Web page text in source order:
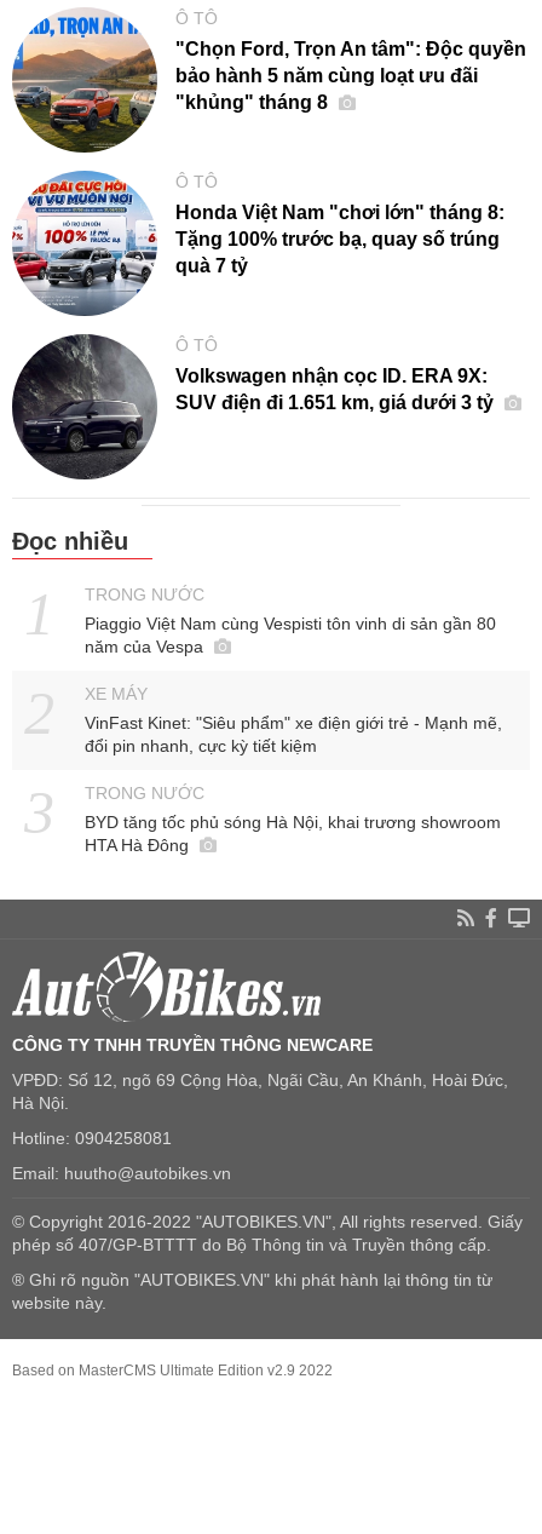
Ô TÔ
"Chọn Ford, Trọn An tâm": Độc quyền
bảo hành 5 năm cùng loạt ưu đãi
"khủng" tháng 8
Ô TÔ
Honda Việt Nam "chơi lớn" tháng 8:
Tặng 100% trước bạ, quay số trúng
quà 7 tỷ
Ô TÔ
Volkswagen nhận cọc ID. ERA 9X:
SUV điện đi 1.651 km, giá dưới 3 tỷ
Đọc nhiều
TRONG NƯỚC
Piaggio Việt Nam cùng Vespisti tôn vinh di sản gần 80
năm của Vespa
XE MÁY
VinFast Kinet: "Siêu phẩm" xe điện giới trẻ - Mạnh mẽ,
đổi pin nhanh, cực kỳ tiết kiệm
TRONG NƯỚC
BYD tăng tốc phủ sóng Hà Nội, khai trương showroom
HTA Hà Đông
CÔNG TY TNHH TRUYỀN THÔNG NEWCARE
VPĐD: Số 12, ngõ 69 Cộng Hòa, Ngãi Cầu, An Khánh, Hoài Đức,
Hà Nội.
Hotline: 0904258081
Email: huutho@autobikes.vn
© Copyright 2016-2022 "AUTOBIKES.VN", All rights reserved. Giấy
phép số 407/GP-BTTTT do Bộ Thông tin và Truyền thông cấp.
® Ghi rõ nguồn "AUTOBIKES.VN" khi phát hành lại thông tin từ
website này.
Based on MasterCMS Ultimate Edition v2.9 2022